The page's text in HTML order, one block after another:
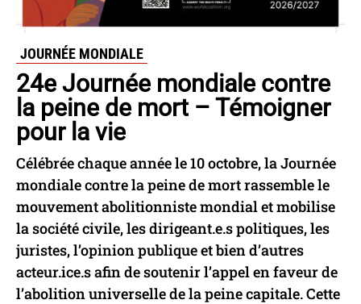
JOURNÉE MONDIALE
24e Journée mondiale contre
la peine de mort – Témoigner
pour la vie
Célébrée chaque année le 10 octobre, la Journée
mondiale contre la peine de mort rassemble le
mouvement abolitionniste mondial et mobilise
la société civile, les dirigeant.e.s politiques, les
juristes, l’opinion publique et bien d’autres
acteur.ice.s afin de soutenir l’appel en faveur de
l’abolition universelle de la peine capitale. Cette